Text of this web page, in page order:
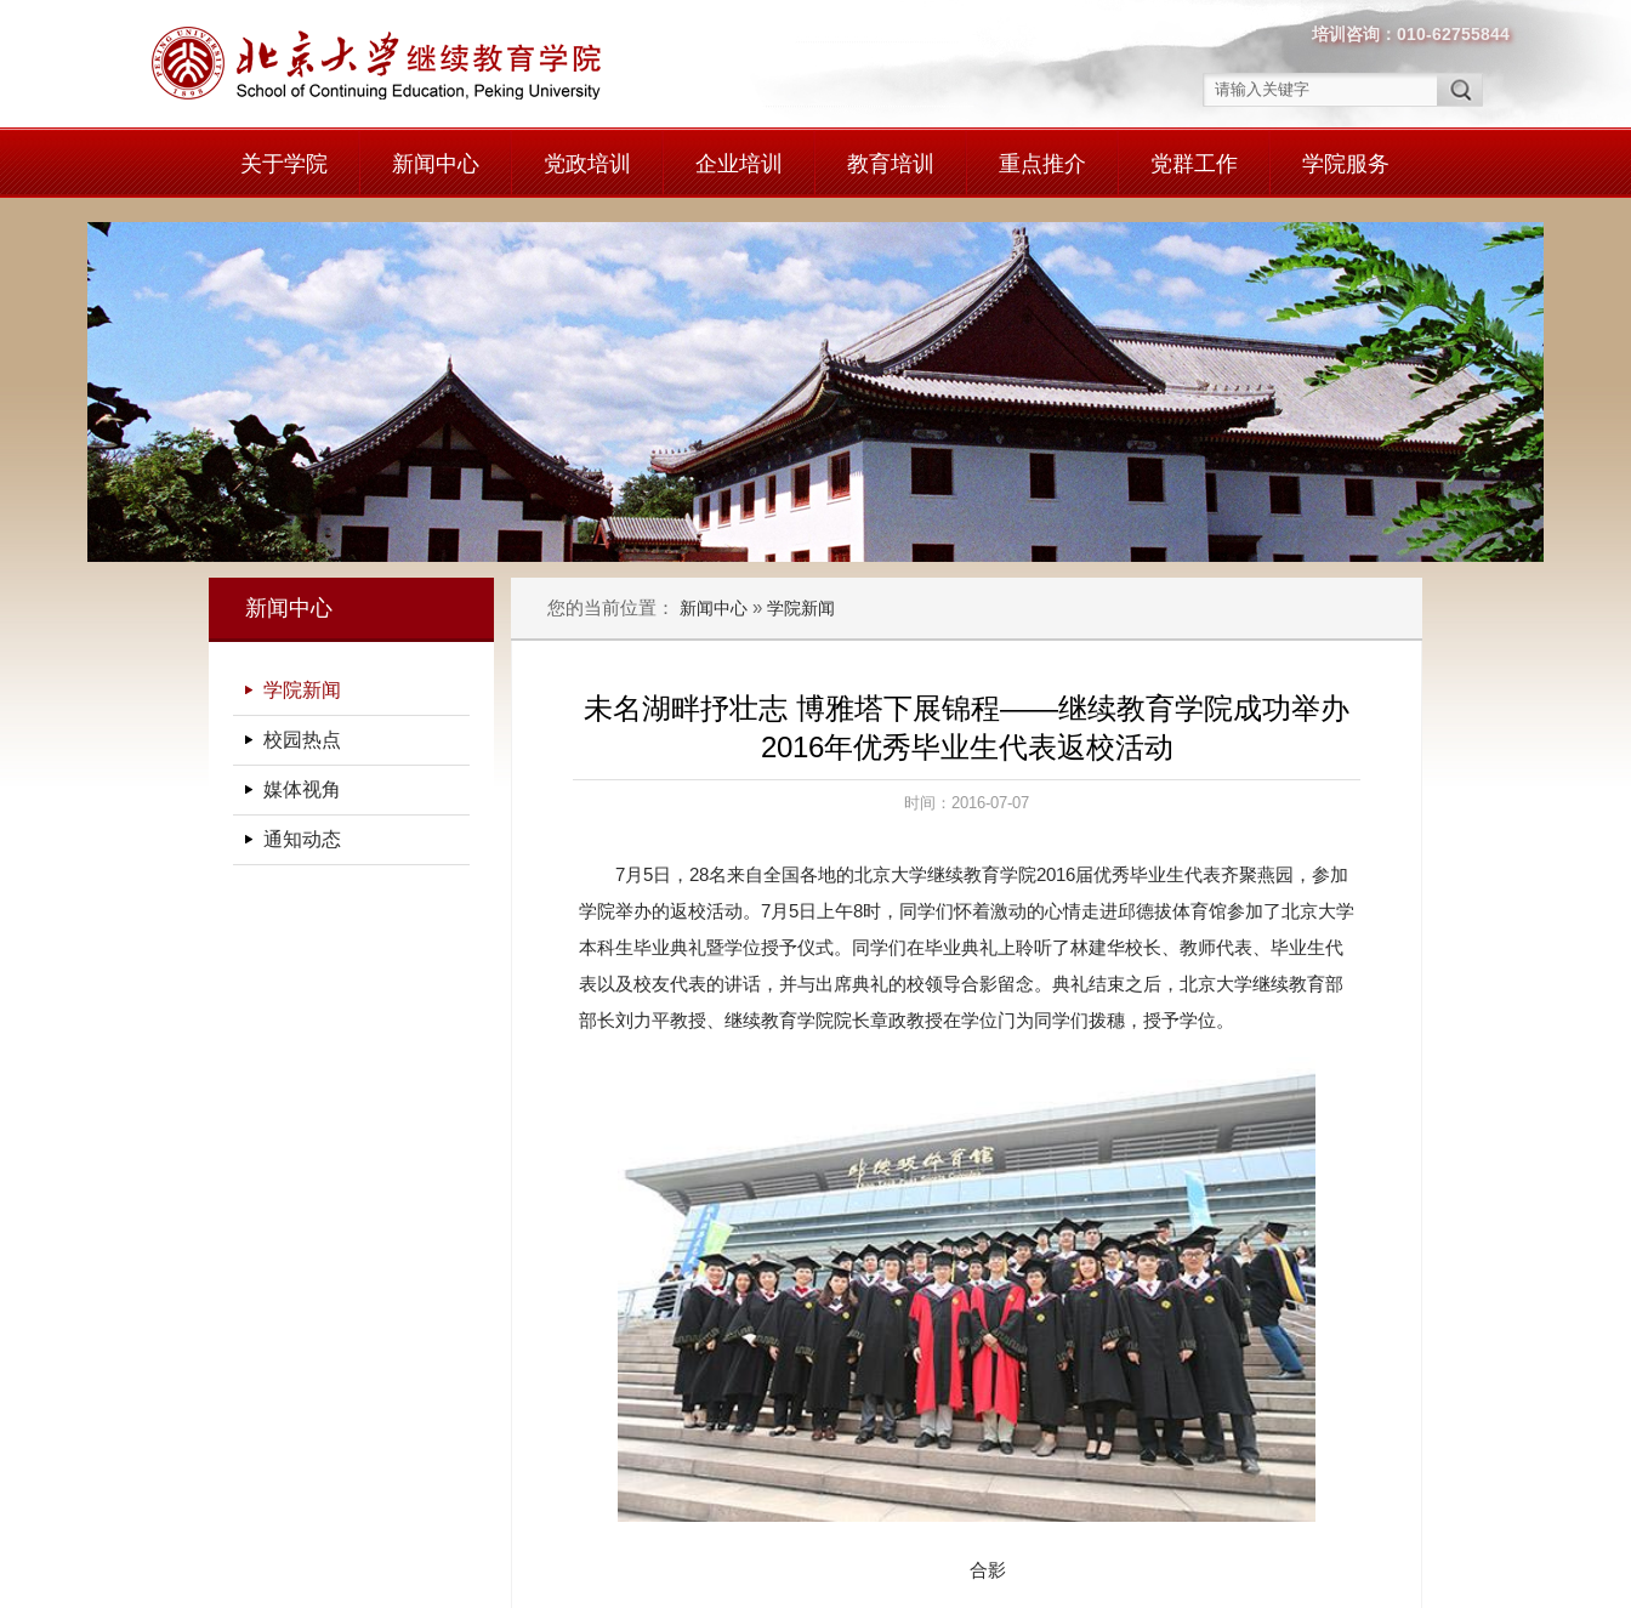
培训咨询：010-62755844
关于学院 新闻中心 党政培训 企业培训 教育培训 重点推介 党群工作 学院服务
新闻中心
学院新闻
校园热点
媒体视角
通知动态
您的当前位置： 新闻中心 » 学院新闻
未名湖畔抒壮志 博雅塔下展锦程——继续教育学院成功举办
2016年优秀毕业生代表返校活动
时间：2016-07-07
7月5日，28名来自全国各地的北京大学继续教育学院2016届优秀毕业生代表齐聚燕园，参加
学院举办的返校活动。7月5日上午8时，同学们怀着激动的心情走进邱德拔体育馆参加了北京大学
本科生毕业典礼暨学位授予仪式。同学们在毕业典礼上聆听了林建华校长、教师代表、毕业生代
表以及校友代表的讲话，并与出席典礼的校领导合影留念。典礼结束之后，北京大学继续教育部
部长刘力平教授、继续教育学院院长章政教授在学位门为同学们拨穗，授予学位。
合影